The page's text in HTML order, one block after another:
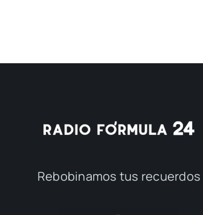
Rebobinamos tus recuerdos